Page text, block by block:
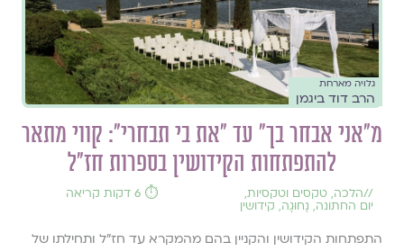
גלויה מארחת
הרב דוד ביגמן
מ"אני אבחר בך" עד "את בי תבחרי": קווי מתאר
להתפתחות הקידושין בספרות חז"ל
//הלכה, טקסים וטקסיות,
יום החתונה, נָחוּגָה, קידושין
⏱️ 6 דקות קריאה
התפתחות הקידושין והקניין בהם מהמקרא עד חז"ל ותחילתו של